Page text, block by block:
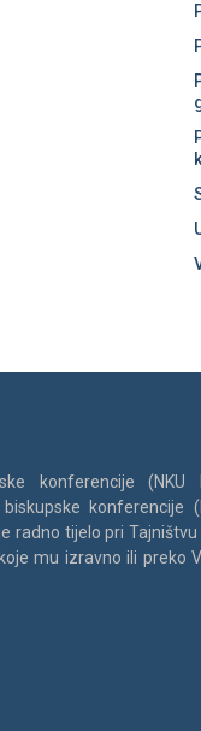
konferencije (NKU
konferencije
radno tijelo pri Tajništvu
mu izravno ili preko